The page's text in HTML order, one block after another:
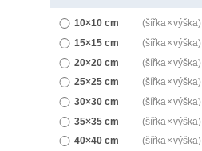
10×10 cm (šířka × výška)
15×15 cm
(šířka × výška)
20×20 cm
(šířka × výška)
25×25 cm
(šířka × výška)
30×30 cm
(šířka × výška)
35×35 cm
(šířka × výška)
40×40 cm
(šířka × výška)